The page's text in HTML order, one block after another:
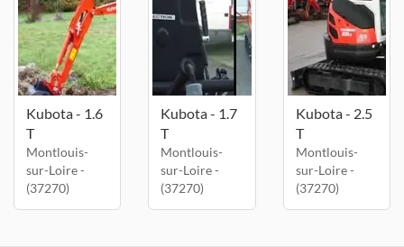
Kubota - 1.6
T
Montlouis-
sur-Loire -
(37270)
Kubota - 1.7
T
Montlouis-
sur-Loire -
(37270)
Kubota - 2.5
T
Montlouis-
sur-Loire -
(37270)